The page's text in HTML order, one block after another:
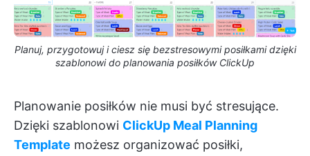
Planuj, przygotowuj i ciesz się bezstresowymi posiłkami dzięki
szablonowi do planowania posiłków ClickUp
Planowanie posiłków nie musi być stresujące.
Dzięki szablonowi ClickUp Meal Planning
Template możesz organizować posiłki,